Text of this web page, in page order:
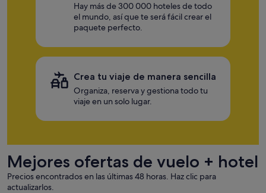
Hay más de 300 000 hoteles de todo
el mundo, así que te será fácil crear el
paquete perfecto.
Crea tu viaje de manera sencilla
Organiza, reserva y gestiona todo tu
viaje en un solo lugar.
Mejores ofertas de vuelo + hotel
Precios encontrados en las últimas 48 horas. Haz clic para
actualizarlos.